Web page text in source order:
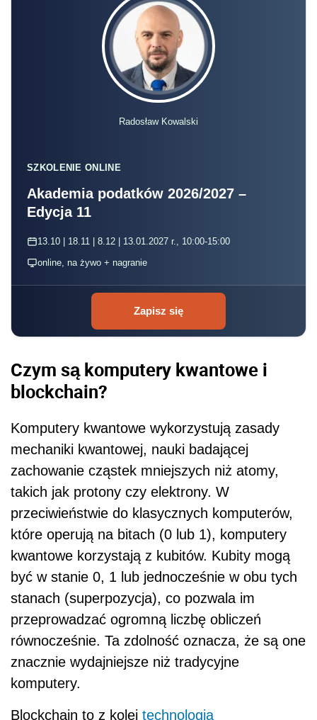
Radosław Kowalski
SZKOLENIE ONLINE
Akademia podatków 2026/2027 –
Edycja 11
13.10 | 18.11 | 8.12 | 13.01.2027 r., 10:00-15:00
online, na żywo + nagranie
Zapisz się
Czym są komputery kwantowe i
blockchain?
Komputery kwantowe wykorzystują zasady
mechaniki kwantowej, nauki badającej
zachowanie cząstek mniejszych niż atomy,
takich jak protony czy elektrony. W
przeciwieństwie do klasycznych komputerów,
które operują na bitach (0 lub 1), komputery
kwantowe korzystają z kubitów. Kubity mogą
być w stanie 0, 1 lub jednocześnie w obu tych
stanach (superpozycja), co pozwala im
przeprowadzać ogromną liczbę obliczeń
równocześnie. Ta zdolność oznacza, że są one
znacznie wydajniejsze niż tradycyjne
komputery.
Blockchain to z kolei technologia